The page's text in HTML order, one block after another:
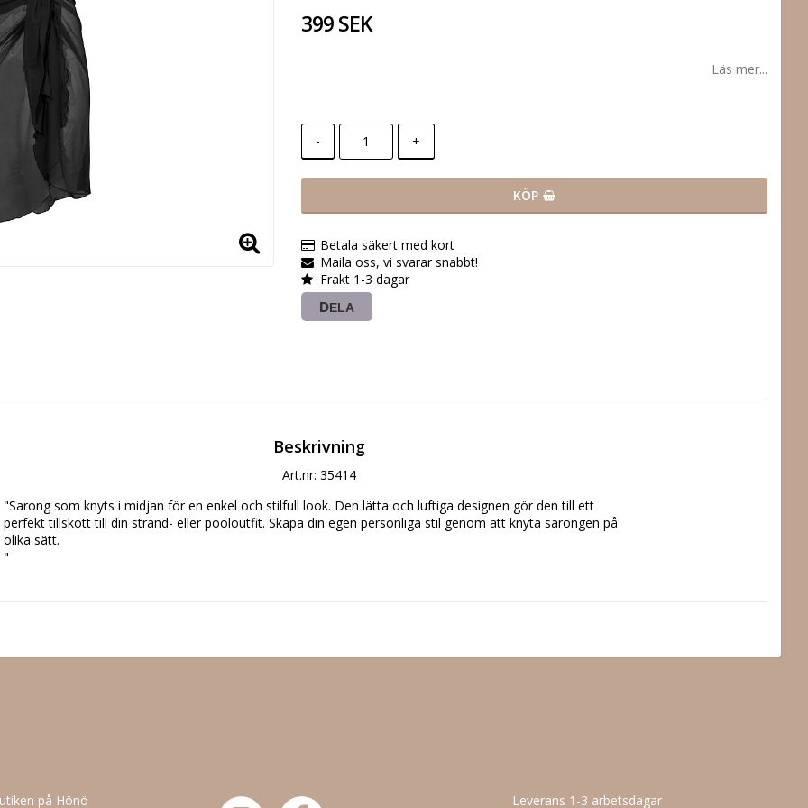
399 SEK
Läs mer...
- +
KÖP
Betala säkert med kort
Maila oss, vi svarar snabbt!
Frakt 1-3 dagar
DELA
Beskrivning
Art.nr: 35414
"Sarong som knyts i midjan för en enkel och stilfull look. Den lätta och luftiga designen gör den till ett
perfekt tillskott till din strand- eller pooloutfit. Skapa din egen personliga stil genom att knyta sarongen på
olika sätt.
på Hönö Leverans 1-3 arbetsdagar